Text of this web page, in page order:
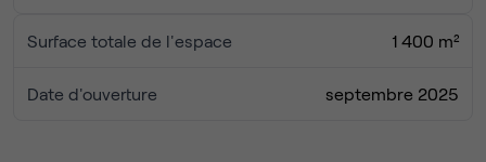
pied : restaurants, boulangeries, bars et divertissements,
Surface totale de l'espace 1 400 m²
Date d'ouverture septembre 2025